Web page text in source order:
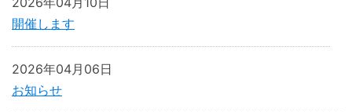
開催します
お知らせ
2026年04月06日